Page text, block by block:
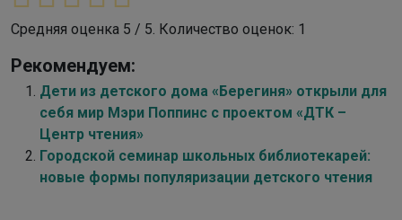
Средняя оценка 5 / 5. Количество оценок: 1
Рекомендуем:
Дети из детского дома «Берегиня» открыли для
себя мир Мэри Поппинс с проектом «ДТК –
Центр чтения»
Городской семинар школьных библиотекарей:
новые формы популяризации детского чтения